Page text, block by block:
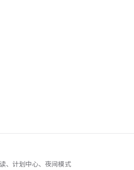
、计划中心、夜间模式